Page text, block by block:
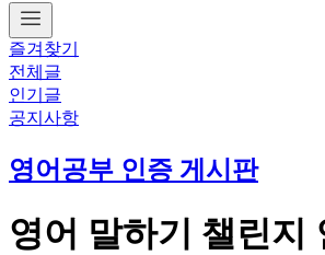
즐겨찾기
전체글
인기글
공지사항
영어공부 인증 게시판
영어 말하기 챌린지